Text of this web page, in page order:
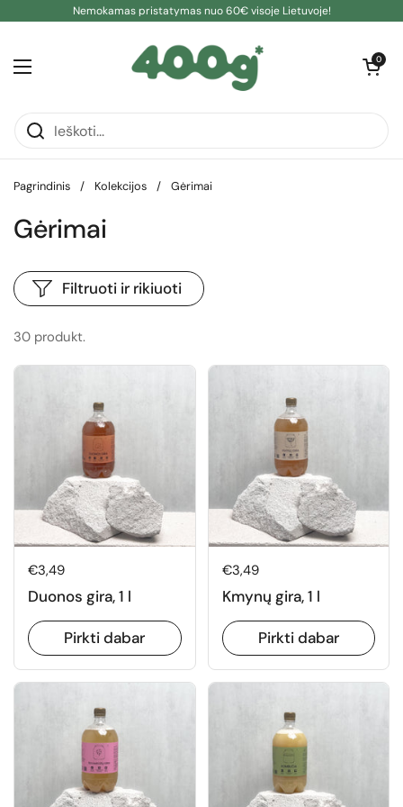
Pereiti prie turinioNemokamas pristatymas nuo 60€ visoje Lietuvoje!
Atidaryti meniu
Atidaryti
0
Pagrindinis / Kolekcijos / Gėrimai
Gėrimai
30 produkt.
Filtruoti ir rikiuoti
Normali kaina
€3,49
Duonos gira, 1 l
Pirkti dabar
Normali kaina
€3,49
Kmynų gira, 1 l
Pirkti dabar